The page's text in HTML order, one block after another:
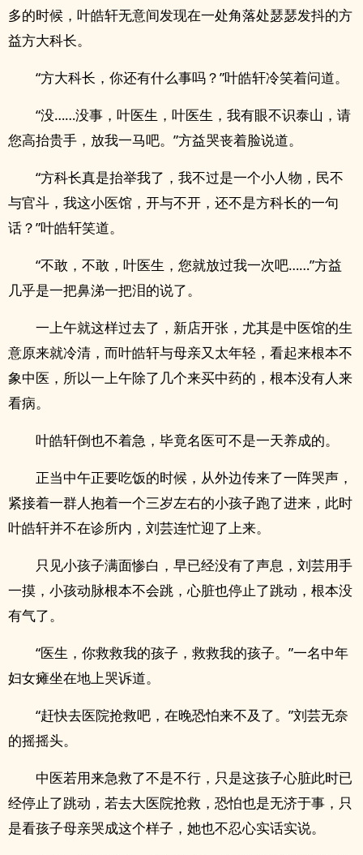
多的时候，叶皓轩无意间发现在一处角落处瑟瑟发抖的方
益方大科长。
“方大科长，你还有什么事吗？”叶皓轩冷笑着问道。
“没……没事，叶医生，叶医生，我有眼不识泰山，请
您高抬贵手，放我一马吧。”方益哭丧着脸说道。
“方科长真是抬举我了，我不过是一个小人物，民不
与官斗，我这小医馆，开与不开，还不是方科长的一句
话？”叶皓轩笑道。
“不敢，不敢，叶医生，您就放过我一次吧……”方益
几乎是一把鼻涕一把泪的说了。
一上午就这样过去了，新店开张，尤其是中医馆的生
意原来就冷清，而叶皓轩与母亲又太年轻，看起来根本不
象中医，所以一上午除了几个来买中药的，根本没有人来
看病。
叶皓轩倒也不着急，毕竟名医可不是一天养成的。
正当中午正要吃饭的时候，从外边传来了一阵哭声，
紧接着一群人抱着一个三岁左右的小孩子跑了进来，此时
叶皓轩并不在诊所内，刘芸连忙迎了上来。
只见小孩子满面惨白，早已经没有了声息，刘芸用手
一摸，小孩动脉根本不会跳，心脏也停止了跳动，根本没
有气了。
“医生，你救救我的孩子，救救我的孩子。”一名中年
妇女瘫坐在地上哭诉道。
“赶快去医院抢救吧，在晚恐怕来不及了。”刘芸无奈
的摇摇头。
中医若用来急救了不是不行，只是这孩子心脏此时已
经停止了跳动，若去大医院抢救，恐怕也是无济于事，只
是看孩子母亲哭成这个样子，她也不忍心实话实说。